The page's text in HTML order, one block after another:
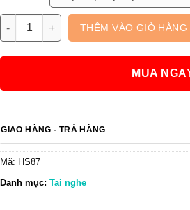
Tai nghe đôi 2in1 Kinyo A20 số lượng
THÊM VÀO GIỎ HÀNG
MUA
GIAO HÀNG - TRẢ HÀNG
Mã: HS87
Danh mục:Tai nghe